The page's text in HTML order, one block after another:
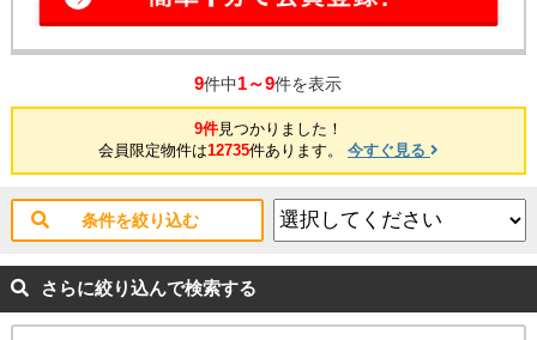
9件中1～9件を表示
9件見つかりました！
会員限定物件は12735件あります。 今すぐ見る
条件を絞り込む
さらに絞り込んで検索する